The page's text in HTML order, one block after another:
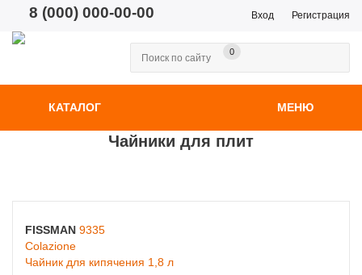
8 (000) 000-00-00 Вход Регистрация
КАТАЛОГ МЕНЮ
0
Чайники для плит
FISSMAN 9335
Colazione
Чайник для кипячения 1,8 л